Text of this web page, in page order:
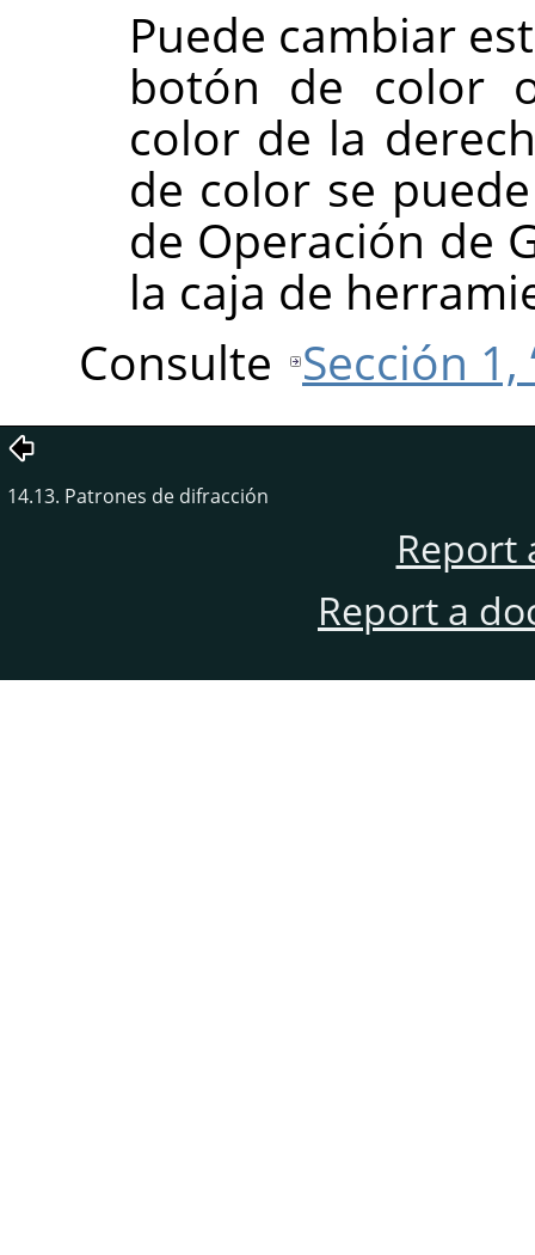
Puede cambiar
botón de color
color de la
de color se
de Operación de
la caja de
Consulte Sección 1,
14.13. Patrones de difracción
Report
Report a